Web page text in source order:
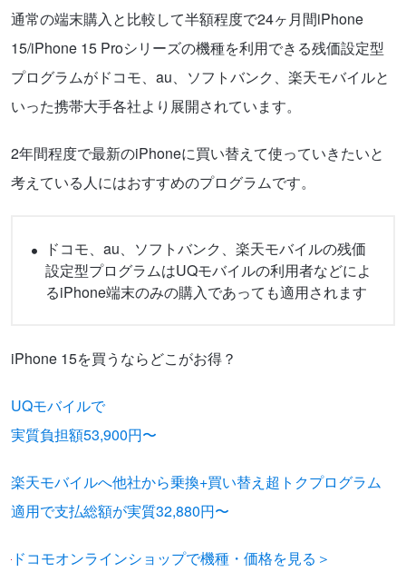
通常の端末購入と比較して半額程度で24ヶ月間iPhone
15/iPhone 15 Proシリーズの機種を利用できる残価設定型
プログラムがドコモ、au、ソフトバンク、楽天モバイルと
いった携帯大手各社より展開されています。
2年間程度で最新のiPhoneに買い替えて使っていきたいと
考えている人にはおすすめのプログラムです。
ドコモ、au、ソフトバンク、楽天モバイルの残価
設定型プログラムはUQモバイルの利用者などによ
るiPhone端末のみの購入であっても適用されます
iPhone 15を買うならどこがお得？
UQモバイルで
実質負担額53,900円〜
楽天モバイルへ他社から乗換+買い替え超トクプログラム
適用で支払総額が実質32,880円〜
ドコモオンラインショップで機種・価格を見る＞